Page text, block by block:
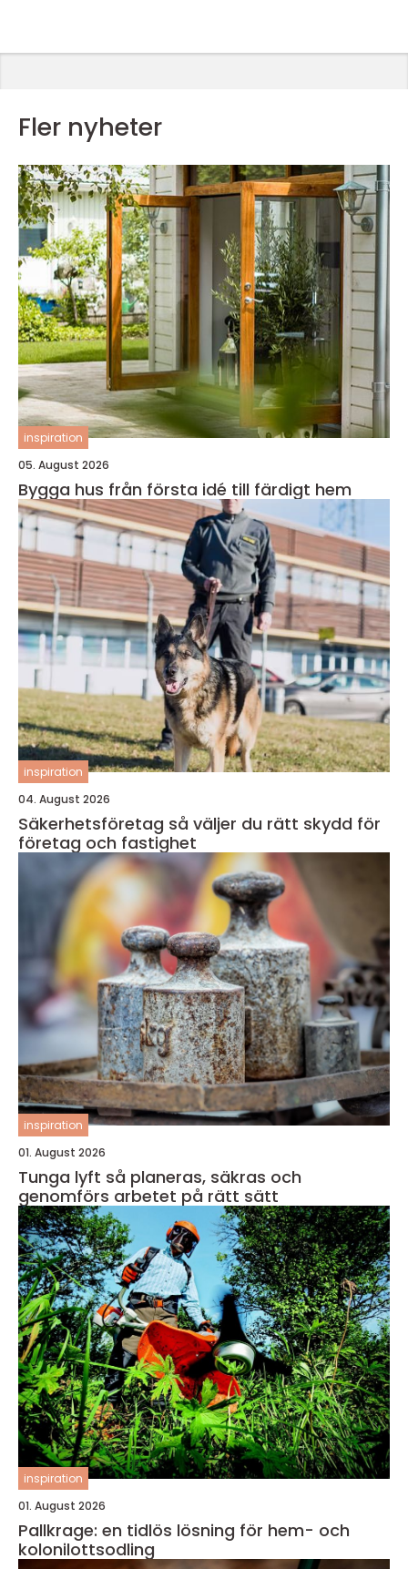
Fler nyheter
inspiration
05. August 2026
Bygga hus från första idé till färdigt hem
inspiration
04. August 2026
Säkerhetsföretag så väljer du rätt skydd för
företag och fastighet
inspiration
01. August 2026
Tunga lyft så planeras, säkras och
genomförs arbetet på rätt sätt
inspiration
01. August 2026
Pallkrage: en tidlös lösning för hem- och
kolonilottsodling